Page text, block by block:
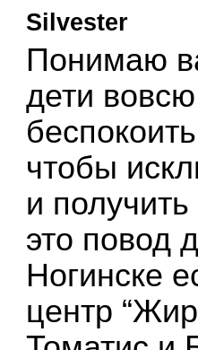
Silvester
Понимаю
дети
чтобы
и
это повод
Ногинске
центр